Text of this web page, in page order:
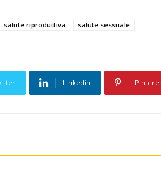
salute riproduttiva salute sessuale
Linkedin